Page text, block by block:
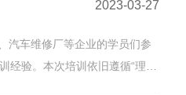
2023-03-27
汽车维修厂等企业的学员们参
验。本次培训依旧遵循“理论